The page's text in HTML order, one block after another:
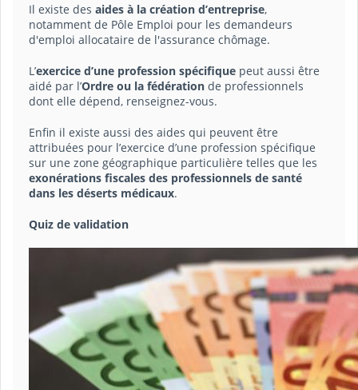
Il existe des aides à la création d’entreprise,
notamment de Pôle Emploi pour les demandeurs
d'emploi allocataire de l'assurance chômage.
L’exercice d’une profession spécifique peut aussi être
aidé par l’Ordre ou la fédération de professionnels
dont elle dépend, renseignez-vous.
Enfin il existe aussi des aides qui peuvent être
attribuées pour l’exercice d’une profession spécifique
sur une zone géographique particulière telles que les
exonérations fiscales des professionnels de santé
dans les déserts médicaux.
Quiz de validation